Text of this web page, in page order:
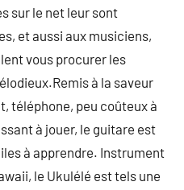
sur le net leur sont
et aussi aux musiciens,
vous procurer les
à la saveur
téléphone, peu coûteux à
à jouer, le guitare est
à apprendre. Instrument
le Ukulélé est tels une